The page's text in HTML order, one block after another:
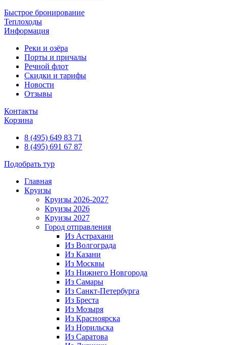
Быстрое бронирование
Теплоходы
Информация
Реки и озёра
Порты и причалы
Речной флот
Скидки и тарифы
Новости
Отзывы
Контакты
Корзина
8 (495) 649 83 71
8 (495) 691 67 87
Подобрать тур
Главная
Круизы
Круизы 2026-2027
Круизы 2026
Круизы 2027
Город отправления
Из Астрахани
Из Волгограда
Из Казани
Из Москвы
Из Нижнего Новгорода
Из Самары
Из Санкт-Петербурга
Из Бреста
Из Мозыря
Из Красноярска
Из Норильска
Из Саратова